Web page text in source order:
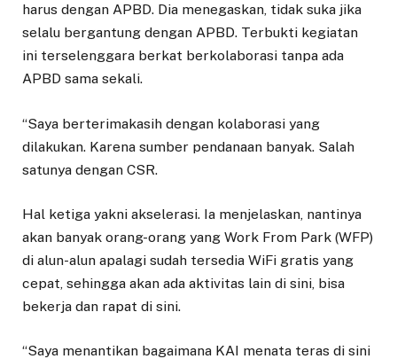
harus dengan APBD. Dia menegaskan, tidak suka jika
selalu bergantung dengan APBD. Terbukti kegiatan
ini terselenggara berkat berkolaborasi tanpa ada
APBD sama sekali.
“Saya berterimakasih dengan kolaborasi yang
dilakukan. Karena sumber pendanaan banyak. Salah
satunya dengan CSR.
Hal ketiga yakni akselerasi. Ia menjelaskan, nantinya
akan banyak orang-orang yang Work From Park (WFP)
di alun-alun apalagi sudah tersedia WiFi gratis yang
cepat, sehingga akan ada aktivitas lain di sini, bisa
bekerja dan rapat di sini.
“Saya menantikan bagaimana KAI menata teras di sini